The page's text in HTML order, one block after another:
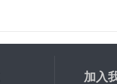
加入